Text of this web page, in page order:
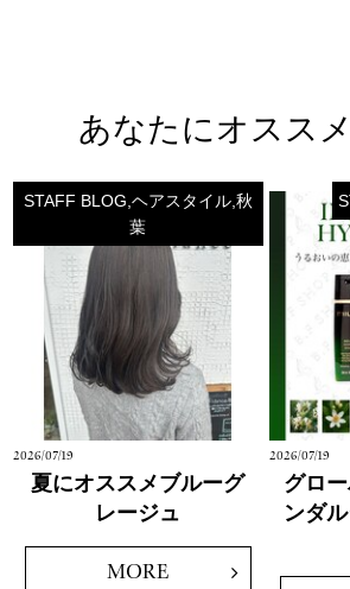
あなたにオスス
STAFF BLOG,ヘアスタイル,秋
葉
2026/07/19
夏にオススメブルーグ
レージュ
MORE
2026/07/19
グロ
ンダ